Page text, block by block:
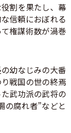
割を果たし、幕
信頼におぼれる
権謀術数が渦巻
幼なじみの大番
戦国の世の終焉
武功派の武将の
の腐れ者”などと